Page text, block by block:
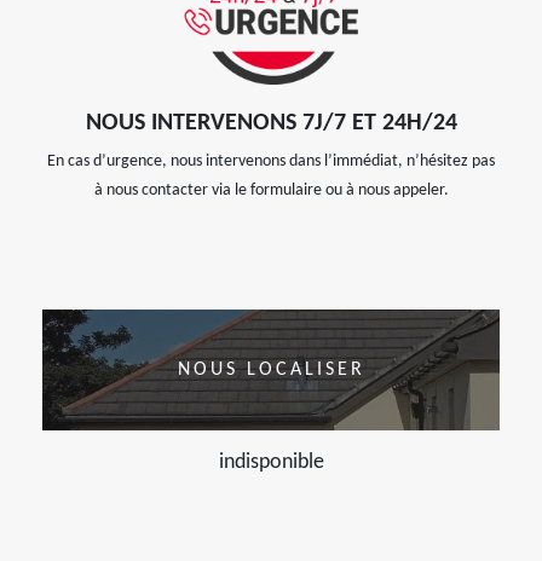
NOUS INTERVENONS 7J/7 ET 24H/24
En cas d’urgence, nous intervenons dans l’immédiat, n’hésitez pas
à nous contacter via le formulaire ou à nous appeler.
NOUS LOCALISER
indisponible